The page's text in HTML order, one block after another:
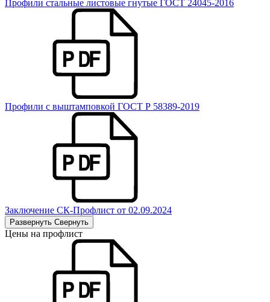
Профили стальные листовые гнутые ГОСТ 24045-2016
Профили с выштамповкой ГОСТ Р 58389-2019
Заключение СК-Профлист от 02.09.2024
Развернуть Свернуть
Цены на профлист